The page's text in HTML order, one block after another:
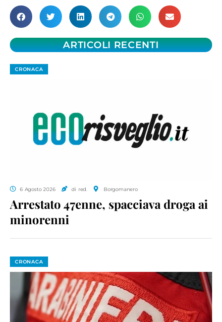
ARTICOLI RECENTI
CRONACA
6 Agosto 2026 di red. Borgomanero
Arrestato 47enne, spacciava droga ai
minorenni
CRONACA